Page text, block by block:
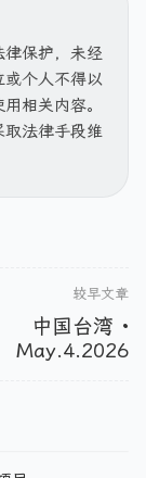
保护，未经
或个人不得以
相关内容。
取法律手段维
较早文章
中国台湾 ·
May.4.2026